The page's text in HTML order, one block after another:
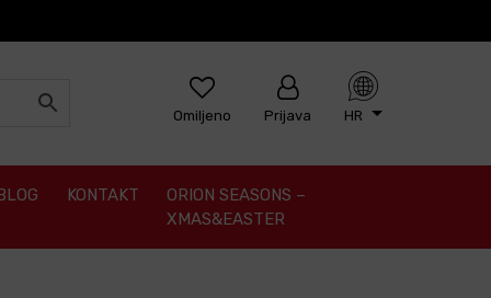
Omiljeno Prijava HR
KONTAKT
ORION SEASONS –
XMAS&EASTER